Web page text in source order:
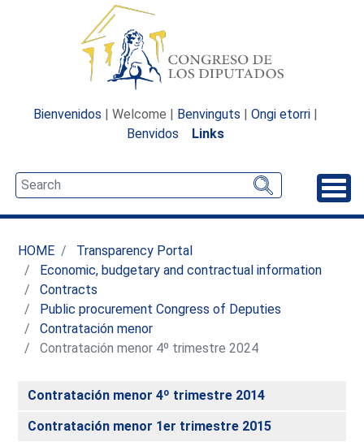
Bienvenidos | Welcome | Benvinguts | Ongi etorri |
Benvidos
Links
HOME
Transparency Portal
Economic, budgetary and contractual information
Contracts
Public procurement Congress of Deputies
Contratación menor
Contratación menor 4º trimestre 2024
Contratación menor 4º trimestre 2014
Contratación menor 1er trimestre 2015